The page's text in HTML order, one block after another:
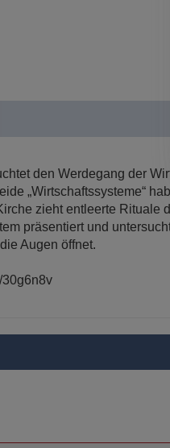
den Werdegang der
„Wirtschaftssysteme“
zieht entleerte
präsentiert und
Augen öffnet.
30g6n8v